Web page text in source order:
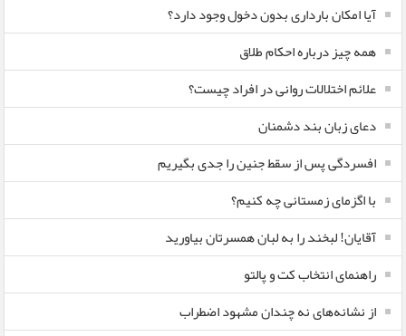
آیا امکان بارداری بدون دخول وجود دارد؟
همه چیز درباره احکام طلاق
علائم اختلالات روانی در افراد چیست؟
دعای زبان بند دشمنان
افسردگی پس از سقط جنین را جدی بگیریم
با اگزمای زمستانی چه کنیم؟
آقایان! لبخند را به لبان همسرتان بیاورید
راهنمای انتخاب کت و پالتو
از نشانه‌های نه چندان مشهود اضطراب